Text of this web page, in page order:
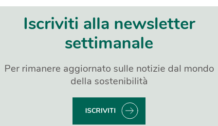
Iscriviti alla newsletter
settimanale
Per rimanere aggiornato sulle notizie dal mondo
della sostenibilità
ISCRIVITI